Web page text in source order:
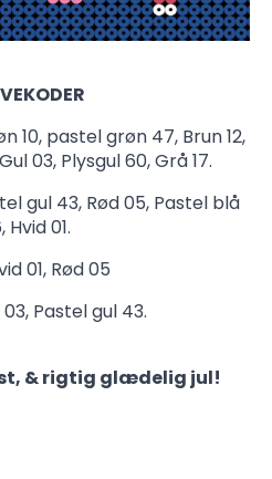
10, pastel grøn 47, Brun 12,
03, Plysgul 60, Grå 17.
gul 43, Rød 05, Pastel blå
Hvid 01.
01, Rød 05
Pastel gul 43.
& rigtig glædelig jul!